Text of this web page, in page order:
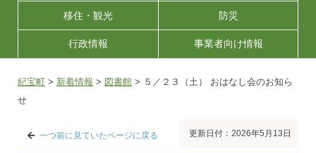
移住・観光 防災
行政情報 事業者向け情報
紀宝町 > 新着情報 > 図書館 > ５／２３（土） おはなし会のお知ら
せ
一つ前に見ていたページに戻る 更新日付：2026年5月13日